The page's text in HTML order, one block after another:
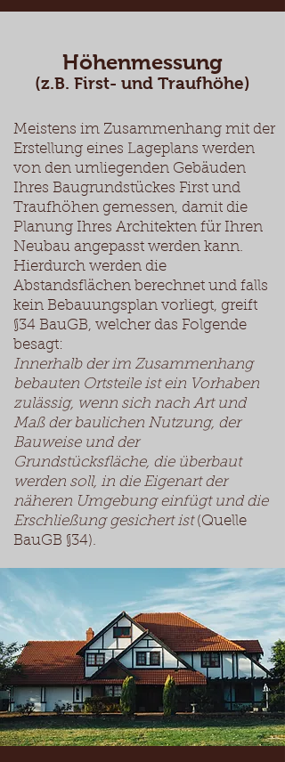
Höhenmessung
(z.B. First- und Traufhöhe)
Meistens im Zusammenhang mit der
Erstellung eines Lageplans werden
von den umliegenden Gebäuden
Ihres Baugrundstückes First und
Traufhöhen gemessen, damit die
Planung Ihres Architekten für Ihren
Neubau angepasst werden kann.
Hierdurch werden die
Abstandsflächen berechnet und falls
kein Bebauungsplan vorliegt, greift
§34 BauGB, welcher das Folgende
besagt:
Innerhalb der im Zusammenhang
bebauten Ortsteile ist ein Vorhaben
zulässig, wenn sich nach Art und
Maß der baulichen Nutzung, der
Bauweise und der
Grundstücksfläche, die überbaut
werden soll, in die Eigenart der
näheren Umgebung einfügt und die
Erschließung gesichert ist(Quelle
BauGB §34).